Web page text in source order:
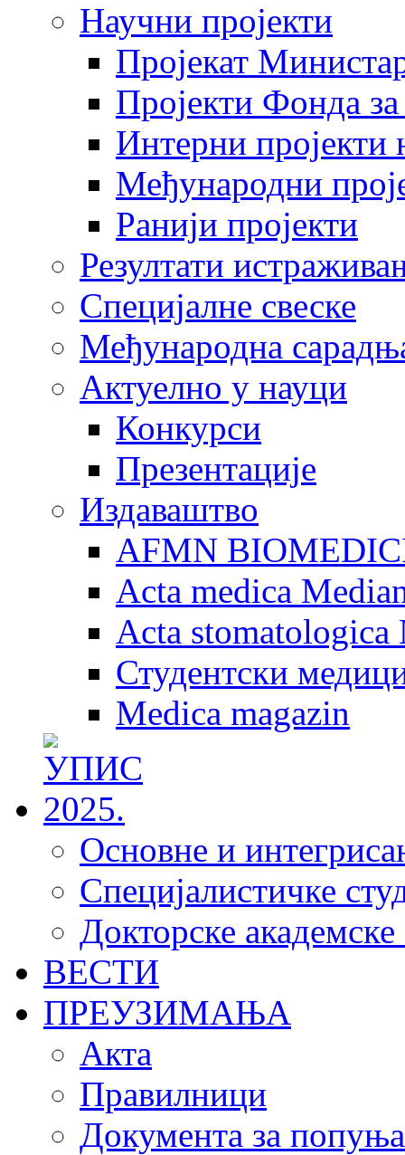
Научни пројекти
Пројекат
Пројекти Фонда
Интерни пројекти
Међународни
Ранији пројекти
Резултати
Специјалне свеске
Међународна
Актуелно у науци
Конкурси
Презентације
Издаваштво
AFMN
Acta medica
Acta stomatologica
Студентски
Medica magazin
Основне и
Специјалистичке
Докторске академске
ВЕСТИ
ПРЕУЗИМАЊА
Акта
Правилници
Документа за